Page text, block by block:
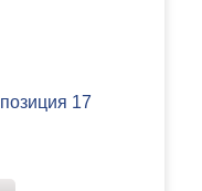
17